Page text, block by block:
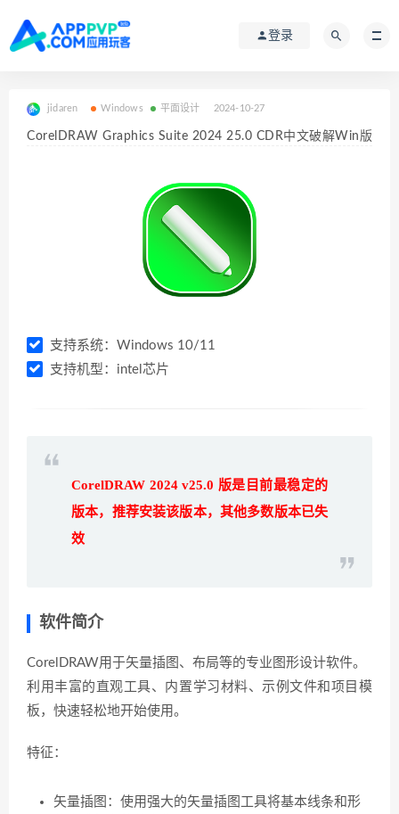
登录
jidaren Windows 平面设计 2024-10-27
CorelDRAW Graphics Suite 2024 25.0 CDR中文破解Win版
支持系统：Windows 10/11
支持机型：intel芯片
CorelDRAW 2024 v25.0 版是目前最稳定的
版本，推荐安装该版本，其他多数版本已失
效
软件简介
CorelDRAW用于矢量插图、布局等的专业图形设计软件。
利用丰富的直观工具、内置学习材料、示例文件和项目模
板，快速轻松地开始使用。
特征：
矢量插图：使用强大的矢量插图工具将基本线条和形